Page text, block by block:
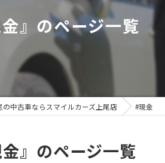
』のページ一覧
の中古車ならスマイルカーズ上尾店 #現金
』のページ一覧